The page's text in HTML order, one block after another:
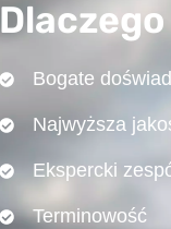
Bogate
Najwyższa
Ekspercki
Terminowość